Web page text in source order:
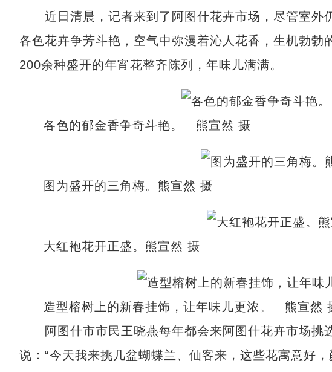
近日清晨，记者来到了阿图什花卉市场，尽管室外
各色花卉争芳斗艳，空气中弥漫着沁人花香，生机勃勃
200余种盛开的年宵花整齐陈列，年味儿满满。
各色的郁金香争奇斗艳。 熊宣然 摄
图为盛开的三角梅。熊宣然 摄
大红袍花开正盛。熊宣然 摄
造型榕树上的新春挂饰，让年味儿更浓。 熊宣然
阿图什市市民王晓燕每年都会来阿图什花卉市场挑
说：“今天我来挑几盆蝴蝶兰、仙客来，这些花寓意好